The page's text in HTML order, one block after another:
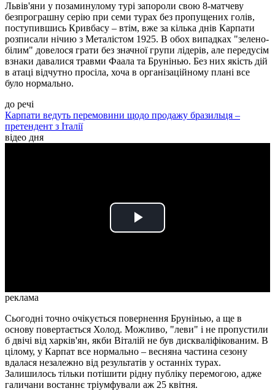
Львів'яни у позаминулому турі запороли свою 8-матчеву
безпрограшну серію при семи турах без пропущених голів,
поступившись Кривбасу – втім, вже за кілька днів Карпати
розписали нічию з Металістом 1925. В обох випадках "зелено-
білим" довелося грати без значної групи лідерів, але передусім
взнаки давалися травми Фаала та Брунінью. Без них якість дій
в атаці відчутно просіла, хоча в організаційному плані все
було нормально.
до речі
Карпати ведуть перемовини щодо продажу бразильця –
претендент з Італії
відео дня
Play
реклама
Сьогодні точно очікується повернення Брунінью, а ще в
основу повертається Холод. Можливо, "леви" і не пропустили
б двічі від харків'ян, якби Віталій не був дискваліфікованим. В
цілому, у Карпат все нормально – весняна частина сезону
вдалася незалежно від результатів у останніх турах.
Залишилось тільки потішити рідну публіку перемогою, адже
галичани востаннє тріумфували аж 25 квітня.